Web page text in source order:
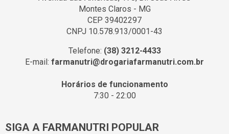
Montes Claros - MG
CEP 39402297
CNPJ 10.578.913/0001-43
Telefone: (38) 3212-4433
E-mail: farmanutri@drogariafarmanutri.com.br
Horários de funcionamento
7:30 - 22:00
SIGA A FARMANUTRI POPULAR